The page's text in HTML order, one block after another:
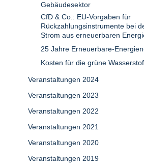
Gebäudesektor
CfD & Co.: EU-Vorgaben für
Rückzahlungsinstrumente bei
Strom aus erneuerbaren
25 Jahre Erneuerbare-
Kosten für die grüne
Veranstaltungen 2024
Veranstaltungen 2023
Veranstaltungen 2022
Veranstaltungen 2021
Veranstaltungen 2020
Veranstaltungen 2019